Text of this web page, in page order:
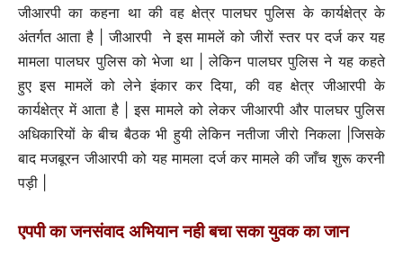
जीआरपी का कहना था की वह क्षेत्र पालघर पुलिस के कार्यक्षेत्र के
अंतर्गत आता है | जीआरपी ने इस मामलें को जीरों स्तर पर दर्ज कर यह
मामला पालघर पुलिस को भेजा था | लेकिन पालघर पुलिस ने यह कहते
हुए इस मामलें को लेने इंकार कर दिया, की वह क्षेत्र जीआरपी के
कार्यक्षेत्र में आता है | इस मामले को लेकर जीआरपी और पालघर पुलिस
अधिकारियों के बीच बैठक भी हुयी लेकिन नतीजा जीरो निकला |जिसके
बाद मजबूरन जीआरपी को यह मामला दर्ज कर मामले की जाँच शुरू करनी
पड़ी |
एपपी का जनसंवाद अभियान नही बचा सका युवक का जान